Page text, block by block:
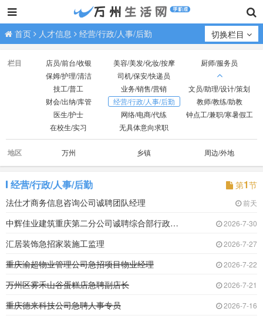
首页 人才信息 经营/行政/人事/后勤 切换栏目
栏目 店员/前台/收银 美容/美发/化妆/按摩
厨师/服务员
保姆/护理/清洁
司机/保安/快递员
技工/普工
业务/销售/营销
文员/助理/设计/策划
财会/出纳/库管
经营/行政/人事/后勤
教师/教练/助教
医生/护士
网络/电商/代练
钟点工/兼职/寒暑假工
在校生/实习
无具体意向求职
地区 万州 乡镇 周边/外地
经营/行政/人事/后勤 第1节
法仕才商务信息咨询公司诚聘团队经理
前天
中辉佳业建筑重庆第二分公司诚聘综合部行政管理 2026-7-30
汇居装饰急招家装施工监理 2026-7-27
重庆渝超物业管理公司急招项目物业经理 2026-7-22
万州区雾禾山谷蛋糕店急聘副店长 2026-7-21
重庆德来科技公司急聘人事专员 2026-7-16